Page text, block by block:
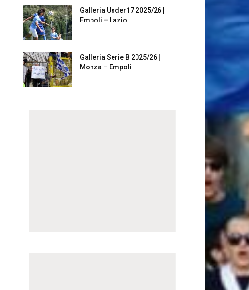
Galleria Under17 2025/26 |
Empoli – Lazio
Galleria Serie B 2025/26 |
Monza – Empoli